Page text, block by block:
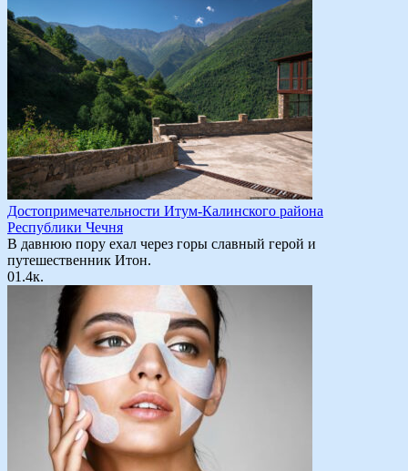
Достопримечательности Итум-Калинского района
Республики Чечня
В давнюю пору ехал через горы славный герой и
путешественник Итон.
01.4к.